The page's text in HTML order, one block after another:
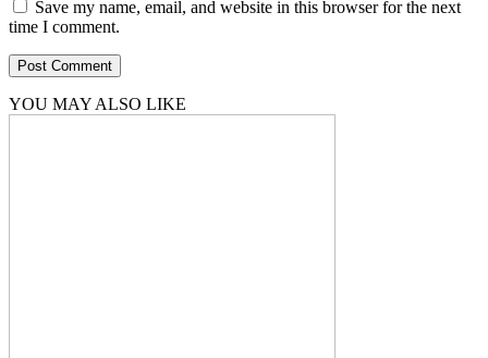
Save my name, email, and website in this browser for the next
time I comment.
YOU MAY ALSO LIKE